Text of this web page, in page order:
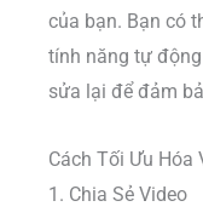
của bạn. Bạn có
tính năng tự
sửa lại để đảm
Cách Tối Ưu Hóa
1. Chia Sẻ Video